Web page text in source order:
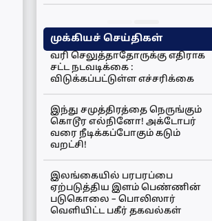
முக்கியச் செய்திகள்
வரி செலுத்தாதோருக்கு எதிராக
சட்ட நடவடிக்கை :
விடுக்கப்பட்டுள்ள எச்சரிக்கை
இந்து சமுத்திரத்தை நெருங்கும்
கொடூர எல்நினோ! அக்டோபர்
வரை நீடிக்கப்போகும் கடும்
வறட்சி!
இலங்கையில் பரபரப்பை
ஏற்படுத்திய இளம் பெண்ணின்
படுகொலை – பொலிஸார்
வெளியிட்ட பகீர் தகவல்கள்